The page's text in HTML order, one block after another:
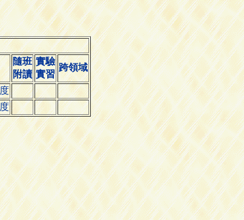
隨班
附讀
實驗
實習
跨領域